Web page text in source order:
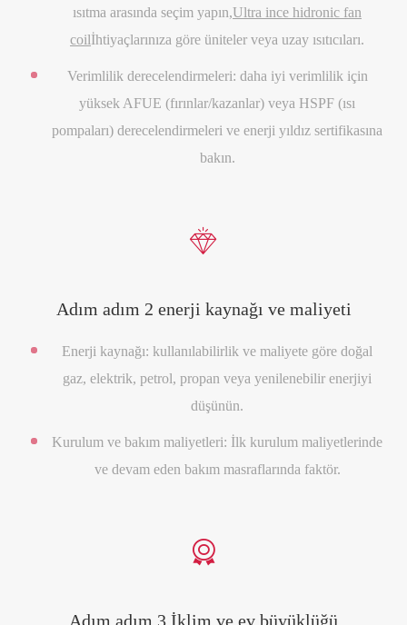
ısıtma arasında seçim yapın,Ultra ince hidronic fan
coilİhtiyaçlarınıza göre üniteler veya uzay ısıtıcıları.
Verimlilik derecelendirmeleri: daha iyi verimlilik için
yüksek AFUE (fırınlar/kazanlar) veya HSPF (ısı
pompaları) derecelendirmeleri ve enerji yıldız sertifikasına
bakın.

Adım adım 2 enerji kaynağı ve maliyeti
Enerji kaynağı: kullanılabilirlik ve maliyete göre doğal
gaz, elektrik, petrol, propan veya yenilenebilir enerjiyi
düşünün.
Kurulum ve bakım maliyetleri: İlk kurulum maliyetlerinde
ve devam eden bakım masraflarında faktör.

Adım adım 3 İklim ve ev büyüklüğü